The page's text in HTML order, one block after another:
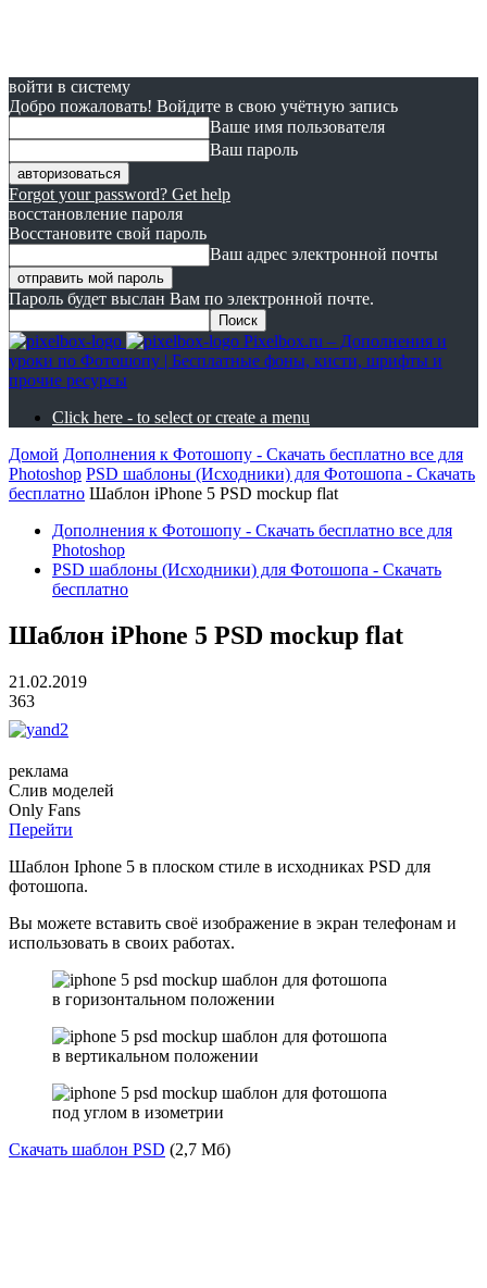
войти в систему
Добро пожаловать! Войдите в свою учётную запись
Ваше имя пользователя
Ваш пароль
Forgot your password? Get help
восстановление пароля
Восстановите свой пароль
Ваш адрес электронной почты
Пароль будет выслан Вам по электронной почте.
Pixelbox.ru – Дополнения и
уроки по Фотошопу | Бесплатные фоны, кисти, шрифты и
прочие ресурсы
Click here - to select or create a menu
Домой Дополнения к Фотошопу - Скачать бесплатно все для
Photoshop PSD шаблоны (Исходники) для Фотошопа - Скачать
бесплатно Шаблон iPhone 5 PSD mockup flat
Дополнения к Фотошопу - Скачать бесплатно все для
Photoshop
PSD шаблоны (Исходники) для Фотошопа - Скачать
бесплатно
Шаблон iPhone 5 PSD mockup flat
21.02.2019
363
реклама
Слив моделей
Only Fans
Перейти
Шаблон Iphone 5 в плоском стиле в исходниках PSD для
фотошопа.
Вы можете вставить своё изображение в экран телефонам и
использовать в своих работах.
в горизонтальном положении
в вертикальном положении
под углом в изометрии
Скачать шаблон PSD (2,7 Мб)